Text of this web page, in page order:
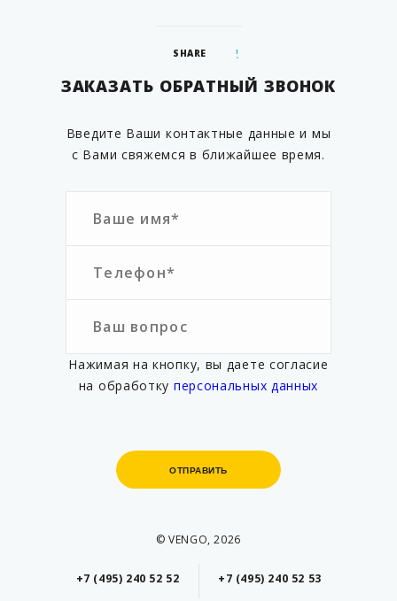
SHARE
ЗАКАЗАТЬ ОБРАТНЫЙ ЗВОНОК
Введите Ваши контактные данные и мы
с Вами свяжемся в ближайшее время.
Нажимая на кнопку, вы даете согласие
на обработку персональных данных
ОТПРАВИТЬ
ОТПРАВИТЬ
© VENGO, 2026
+7 (495) 240 52 52 +7 (495) 240 52 53